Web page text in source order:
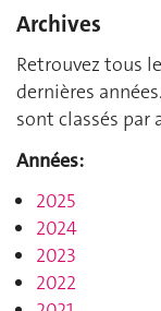
Archives
Retrouvez tous
dernières
sont classés par
Années:
2025
2024
2023
2022